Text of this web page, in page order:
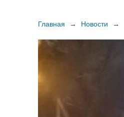
Главная → Новости →